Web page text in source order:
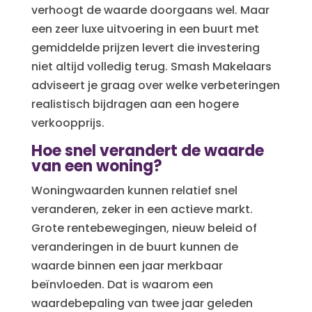
verhoogt de waarde doorgaans wel. Maar
een zeer luxe uitvoering in een buurt met
gemiddelde prijzen levert die investering
niet altijd volledig terug. Smash Makelaars
adviseert je graag over welke verbeteringen
realistisch bijdragen aan een hogere
verkoopprijs.
Hoe snel verandert de waarde
van een woning?
Woningwaarden kunnen relatief snel
veranderen, zeker in een actieve markt.
Grote rentebewegingen, nieuw beleid of
veranderingen in de buurt kunnen de
waarde binnen een jaar merkbaar
beïnvloeden. Dat is waarom een
waardebepaling van twee jaar geleden